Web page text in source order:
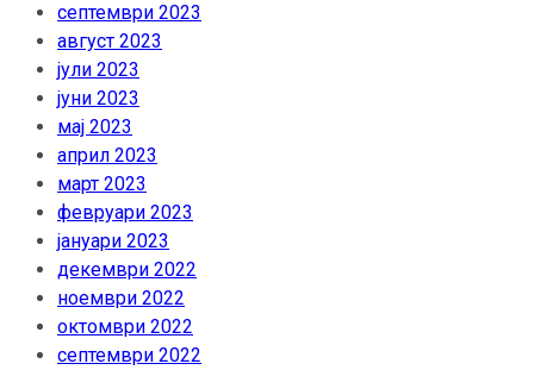
септември 2023
август 2023
јули 2023
јуни 2023
мај 2023
април 2023
март 2023
февруари 2023
јануари 2023
декември 2022
ноември 2022
октомври 2022
септември 2022